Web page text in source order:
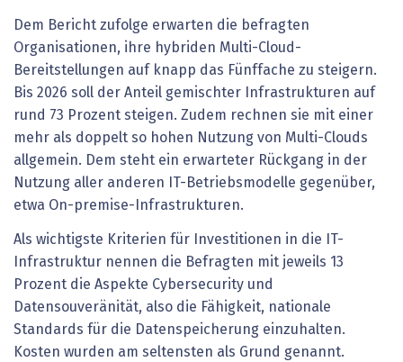
Dem Bericht zufolge erwarten die befragten
Organisationen, ihre hybriden Multi-Cloud-
Bereitstellungen auf knapp das Fünffache zu steigern.
Bis 2026 soll der Anteil gemischter Infrastrukturen auf
rund 73 Prozent steigen. Zudem rechnen sie mit einer
mehr als doppelt so hohen Nutzung von Multi-Clouds
allgemein. Dem steht ein erwarteter Rückgang in der
Nutzung aller anderen IT-Betriebsmodelle gegenüber,
etwa On-premise-Infrastrukturen.
Als wichtigste Kriterien für Investitionen in die IT-
Infrastruktur nennen die Befragten mit jeweils 13
Prozent die Aspekte Cybersecurity und
Datensouveränität, also die Fähigkeit, nationale
Standards für die Datenspeicherung einzuhalten.
Kosten wurden am seltensten als Grund genannt.